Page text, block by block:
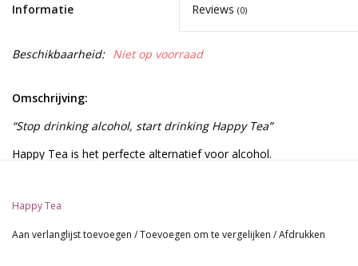
Informatie Reviews (0)
Beschikbaarheid: Niet op voorraad
Omschrijving:
“Stop drinking alcohol, start drinking Happy Tea”
Happy Tea is het perfecte alternatief voor alcohol.
uitje. Je wordt er vrolijk en sociaal van. Daarnaast krijg je er ook
nog eens extra energie van de cafeïne die de thee van nature
Happy Tea
Aan verlanglijst toevoegen /Toevoegen om te vergelijken /Afdrukken